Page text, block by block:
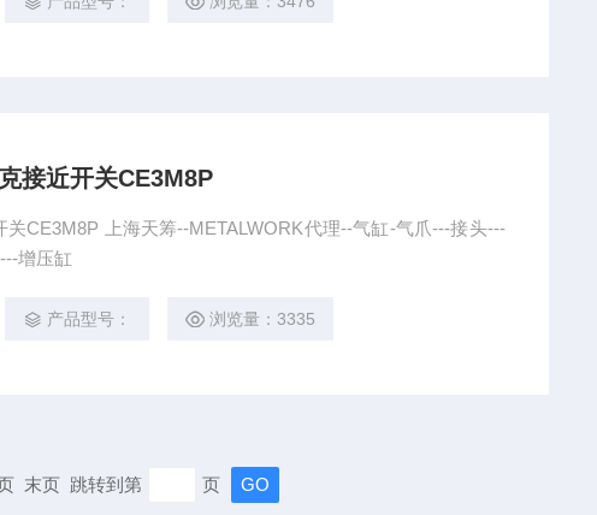
接近开关CE3M8P
关CE3M8P 上海天筹--METALWORK代理--气缸-气爪---接头---
增压缸
产品型号： 浏览量：3335
末页 跳转到第 页